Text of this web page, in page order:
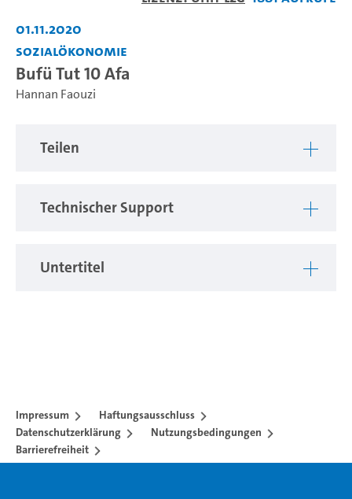
01.11.2020
Sozialökonomie
Bufü Tut 10 Afa
Hannan Faouzi
Teilen
Technischer Support
Untertitel
Impressum
Haftungsausschluss
Datenschutzerklärung
Nutzungsbedingungen
Barrierefreiheit